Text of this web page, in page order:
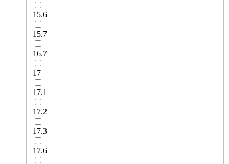
15.6
15.7
16.7
17
17.1
17.2
17.3
17.6